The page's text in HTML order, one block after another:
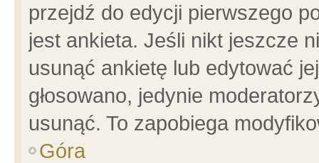
przejdź do edycji pierwszego
jest ankieta. Jeśli nikt jeszcze
usunąć ankietę lub edytować
głosowano, jedynie
usunąć. To zapobiega
Góra